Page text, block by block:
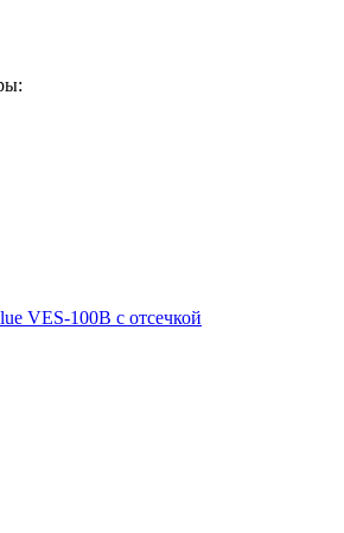
VES-100B с отсечкой